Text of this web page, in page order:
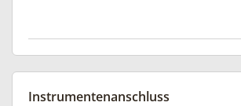
Instrumentenanschluss